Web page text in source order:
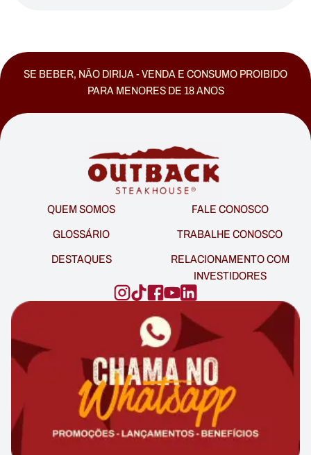
SE BEBER, NÃO DIRIJA - VENDA E CONSUMO PROIBIDO
PARA MENORES DE 18 ANOS
QUEM SOMOS
FALE CONOSCO
GLOSSÁRIO
TRABALHE CONOSCO
DESTAQUES
RELACIONAMENTO COM
INVESTIDORES